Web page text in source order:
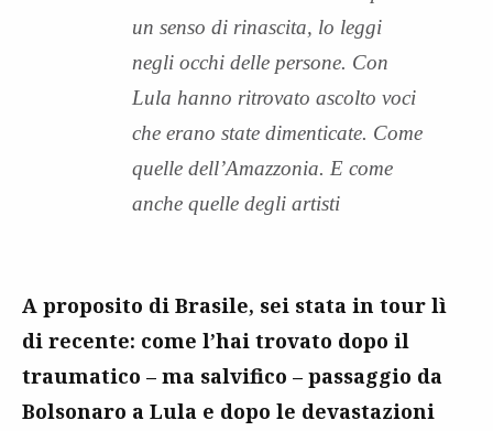
un senso di rinascita, lo leggi
negli occhi delle persone. Con
Lula hanno ritrovato ascolto voci
che erano state dimenticate. Come
quelle dell’Amazzonia. E come
anche quelle degli artisti
A proposito di Brasile, sei stata in tour lì
di recente: come l’hai trovato dopo il
traumatico – ma salvifico – passaggio da
Bolsonaro a Lula e dopo le devastazioni